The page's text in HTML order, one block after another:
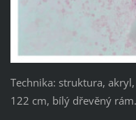
Technika: struktura,
122 cm, bílý dřevěný rám.